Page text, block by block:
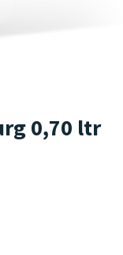
0,70 ltr